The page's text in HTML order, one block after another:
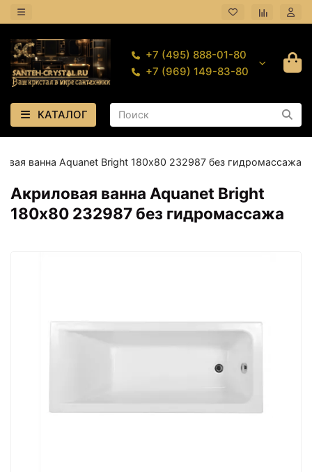
+7 (495) 888-01-80
+7 (969) 149-83-80
КАТАЛОГ
ванна Aquanet Bright 180х80 232987 без гидромассажа
Акриловая ванна Aquanet Bright
180х80 232987 без гидромассажа